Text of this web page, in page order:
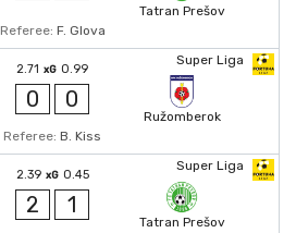
Tatran Prešov
Referee: F. Glova
Super Liga
2.71 xG 0.99
0 0
Ružomberok
Referee: B. Kiss
Super Liga
2.39 xG 0.45
2 1
Tatran Prešov